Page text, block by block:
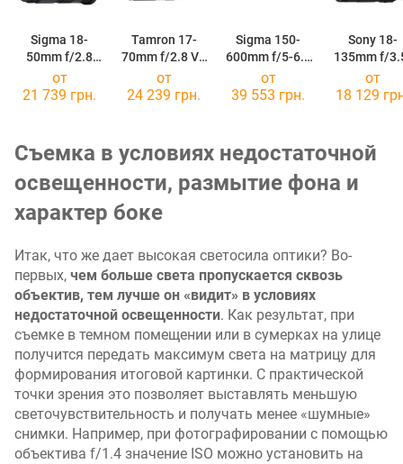
Sigma 18-
50mm f/2.8
Contemporary
DC DN
Tamron 17-
70mm f/2.8 VC
RXD Di III-A
Sigma 150-
600mm f/5-6.3
Contemporary
OS HSM DG
Sony 18-
135mm f/
5.6 G FE
от
21 739 грн.
от
24 239 грн.
от
39 553 грн.
от
18 129
Съемка в условиях недостаточной
освещенности, размытие фона и
характер боке
Итак, что же дает высокая светосила оптики? Во-
первых, чем больше света пропускается сквозь
объектив, тем лучше он «видит» в условиях
недостаточной освещенности. Как результат, при
съемке в темном помещении или в сумерках на улице
получится передать максимум света на матрицу для
формирования итоговой картинки. С практической
точки зрения это позволяет выставлять меньшую
светочувствительность и получать менее «шумные»
снимки. Например, при фотографировании с помощью
объектива f/1.4 значение ISO можно установить на